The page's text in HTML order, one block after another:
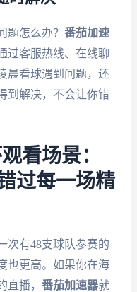
题怎么办？ 番茄加速
过客服热线、在线聊
晨看球遇到问题，还
到解决，不会让你错
看场景：
过每一场精
次有48支球队参赛的
也更高。如果你在海
直播， 番茄加速器就